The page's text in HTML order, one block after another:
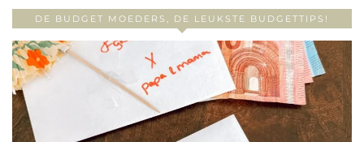
DE BUDGET MOEDERS, DE LEUKSTE BUDGETTIPS!